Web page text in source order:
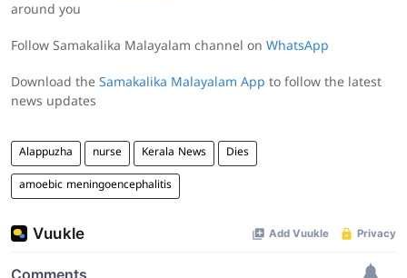
around you
Follow Samakalika Malayalam channel on WhatsApp
Download the Samakalika Malayalam App to follow the latest
news updates
Alappuzha nurse Kerala News Dies
amoebic meningoencephalitis